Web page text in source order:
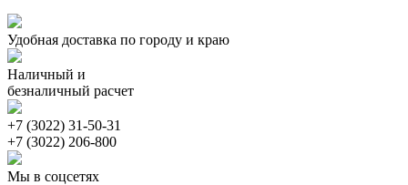
Удобная доставка по городу и краю
Наличный и
безналичный расчет
+7 (3022) 31-50-31
+7 (3022) 206-800
Мы в соцсетях